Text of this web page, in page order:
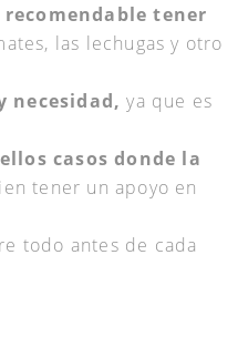
tener
las lechugas y otro
necesidad,ya que es
casos donde la
tener un apoyo en
todo antes de cada